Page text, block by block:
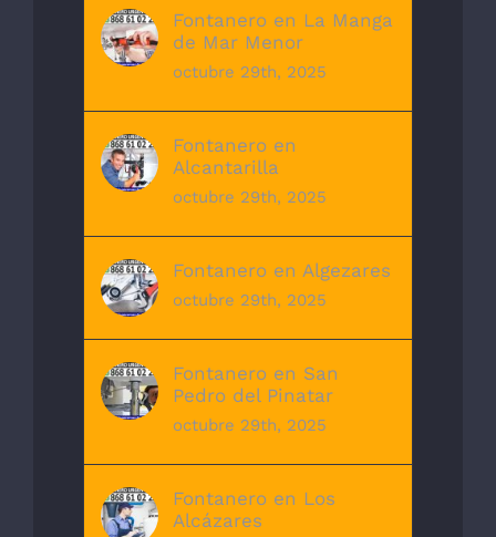
Fontanero en La Manga
de Mar Menor
octubre 29th, 2025
Fontanero en
Alcantarilla
octubre 29th, 2025
Fontanero en Algezares
octubre 29th, 2025
Fontanero en San
Pedro del Pinatar
octubre 29th, 2025
Fontanero en Los
Alcázares